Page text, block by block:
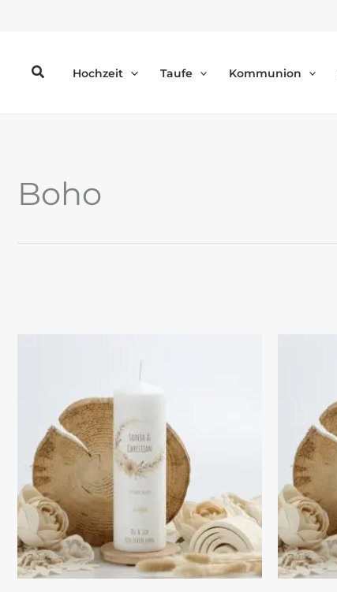
SuchenHochzeit Taufe Kommunion
Boho